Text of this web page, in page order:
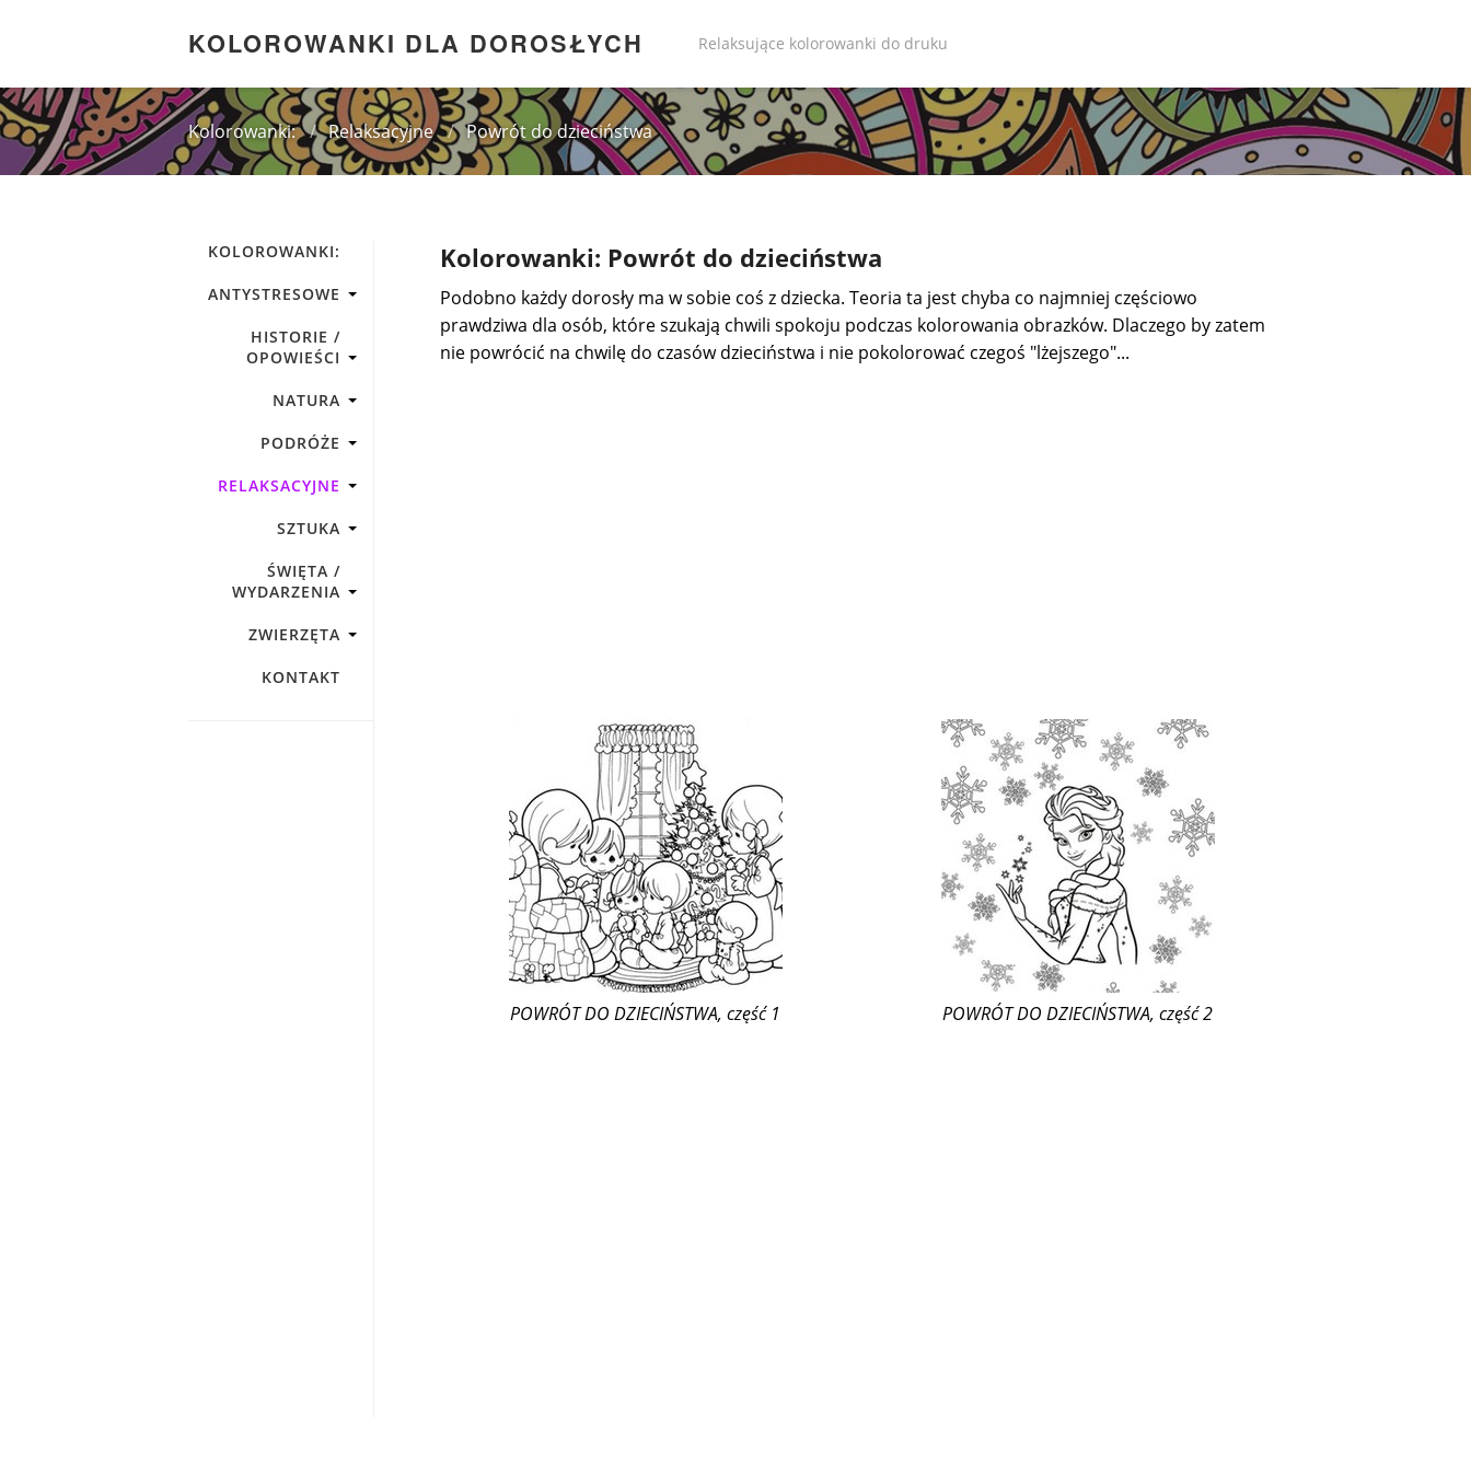
KOLOROWANKI DLA DOROSŁYCH Relaksujące kolorowanki do druku
Kolorowanki: / Relaksacyjne / Powrót do dzieciństwa
KOLOROWANKI:
ANTYSTRESOWE
HISTORIE /
OPOWIEŚCI
NATURA
PODRÓŻE
RELAKSACYJNE
SZTUKA
ŚWIĘTA /
WYDARZENIA
ZWIERZĘTA
KONTAKT
Kolorowanki: Powrót do dzieciństwa
Podobno każdy dorosły ma w sobie coś z dziecka. Teoria ta jest chyba co najmniej częściowo
prawdziwa dla osób, które szukają chwili spokoju podczas kolorowania obrazków. Dlaczego by zatem
nie powrócić na chwilę do czasów dzieciństwa i nie pokolorować czegoś "lżejszego"...
POWRÓT DO DZIECIŃSTWA, część 1 POWRÓT DO DZIECIŃSTWA, część 2